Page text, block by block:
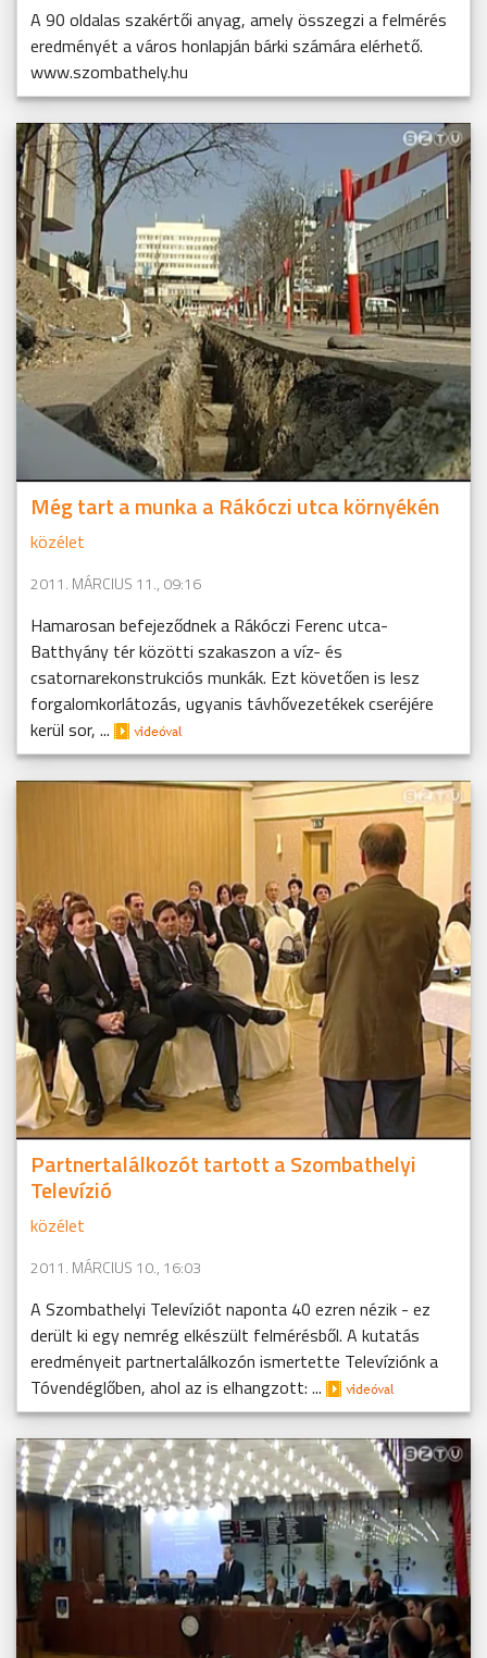
A 90 oldalas szakértői anyag, amely összegzi a felmérés
eredményét a város honlapján bárki számára elérhető.
www.szombathely.hu
Még tart a munka a Rákóczi utca környékén
közélet
2011. MÁRCIUS 11., 09:16
Hamarosan befejeződnek a Rákóczi Ferenc utca-
Batthyány tér közötti szakaszon a víz- és
csatornarekonstrukciós munkák. Ezt követően is lesz
forgalomkorlátozás, ugyanis távhővezetékek cseréjére
kerül sor, ...
Partnertalálkozót tartott a Szombathelyi
Televízió
közélet
2011. MÁRCIUS 10., 16:03
A Szombathelyi Televíziót naponta 40 ezren nézik - ez
derült ki egy nemrég elkészült felmérésből. A kutatás
eredményeit partnertalálkozón ismertette Televíziónk a
Tóvendéglőben, ahol az is elhangzott: ...